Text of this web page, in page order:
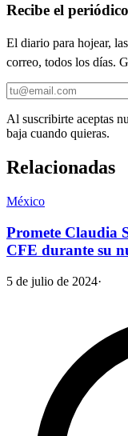
Recibe el
El diario para hojear,
correo, todos los días.
Al suscribirte aceptas
baja cuando quieras.
Relacionadas
México
Promete Claudia
CFE durante su
5 de julio de 2024·